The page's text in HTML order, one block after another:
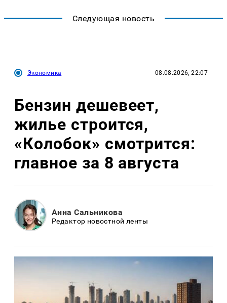
Следующая новость
Экономика 08.08.2026, 22:07
Бензин дешевеет,
жилье строится,
«Колобок» смотрится:
главное за 8 августа
Анна Сальникова
Редактор новостной ленты